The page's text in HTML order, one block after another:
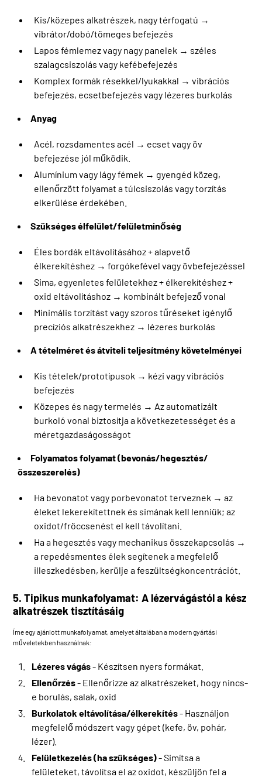
Kis/közepes alkatrészek, nagy térfogatú →
vibrátor/dobó/tömeges befejezés
Lapos fémlemez vagy nagy panelek → széles
szalagcsiszolás vagy kefébefejezés
Komplex formák résekkel/lyukakkal → vibrációs
befejezés, ecsetbefejezés vagy lézeres burkolás
Anyag
Acél, rozsdamentes acél → ecset vagy öv
befejezése jól működik.
Alumínium vagy lágy fémek → gyengéd közeg,
ellenőrzött folyamat a túlcsiszolás vagy torzítás
elkerülése érdekében.
Szükséges élfelület/felületminőség
Éles bordák eltávolításához + alapvető
élkerekítéshez → forgókefével vagy övbefejezéssel
Sima, egyenletes felületekhez + élkerekítéshez +
oxid eltávolításhoz → kombinált befejező vonal
Minimális torzítást vagy szoros tűréseket igénylő
precíziós alkatrészekhez → lézeres burkolás
A tételméret és átviteli teljesítmény követelményei
Kis tételek/prototípusok → kézi vagy vibrációs
befejezés
Közepes és nagy termelés → Az automatizált
burkoló vonal biztosítja a következetességet és a
méretgazdaságosságot
Folyamatos folyamat (bevonás/hegesztés/
összeszerelés)
Ha bevonatot vagy porbevonatot terveznek → az
éleket lekerekítettnek és simának kell lenniük; az
oxidot/fröccsenést el kell távolítani.
Ha a hegesztés vagy mechanikus összekapcsolás →
a repedésmentes élek segítenek a megfelelő
illeszkedésben, kerülje a feszültségkoncentrációt.
5. Tipikus munkafolyamat: A lézervágástól a kész
alkatrészek tisztításáig
Íme egy ajánlott munkafolyamat, amelyet általában a modern gyártási
műveletekben használnak:
Lézeres vágás- Készítsen nyers formákat.
Ellenőrzés- Ellenőrizze az alkatrészeket, hogy nincs-
e borulás, salak, oxid
Burkolatok eltávolítása/élkerekítés- Használjon
megfelelő módszert vagy gépet (kefe, öv, pohár,
lézer).
Felületkezelés (ha szükséges)- Simítsa a
felületeket, távolítsa el az oxidot, készüljön fel a